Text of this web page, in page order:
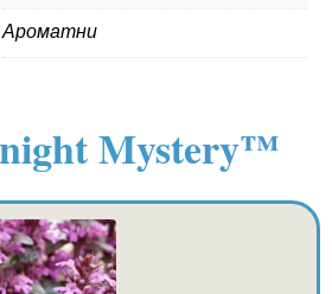
Ароматни
Mystery™